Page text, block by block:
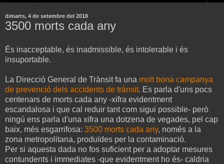
dimarts, 4 de setembre del 2018
3500 morts cada any
És inacceptable, és inadmissible, és intolerable i és
insuportable.
La Direcció General de Trànsit fa una molt bona campanya
de prevenció dels accidents de trànsit. Es parla d'uns pocs
centenars de morts cada any -xifra evidentment
escandalosa i que cal reduir tant com sigui possible- però
ningú ens parla d'una xifra una dotzena de vegades, pel cap
baix, més esgarrifosa: 3500 morts cada any, només a la
zona metropolitana, produïdes per la contaminació.
Per si aquesta dada no fos suficient per a adoptar mesures
contundents i immediates -que evidentment ho és- caldria